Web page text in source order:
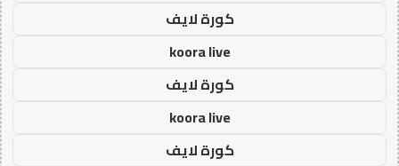
كورة لايف
koora live
كورة لايف
koora live
كورة لايف